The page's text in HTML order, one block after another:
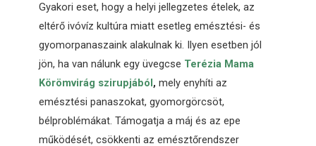
Gyakori eset, hogy a helyi jellegzetes ételek, az
eltérő ivóvíz kultúra miatt esetleg emésztési- és
gyomorpanaszaink alakulnak ki. Ilyen esetben jól
jön, ha van nálunk egy üvegcse Terézia Mama
Körömvirág szirupjából, mely enyhíti az
emésztési panaszokat, gyomorgörcsöt,
bélproblémákat. Támogatja a máj és az epe
működését, csökkenti az emésztőrendszer